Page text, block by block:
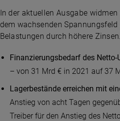
In der aktuellen Ausgabe
dem wachsenden
Belastungen durch höhere
Finanzierungsbedarf des
– von 31 Mrd € in 2021 auf 37
Lagerbestände erreichen mit
Anstieg von acht Tagen
Treiber für den Anstieg des